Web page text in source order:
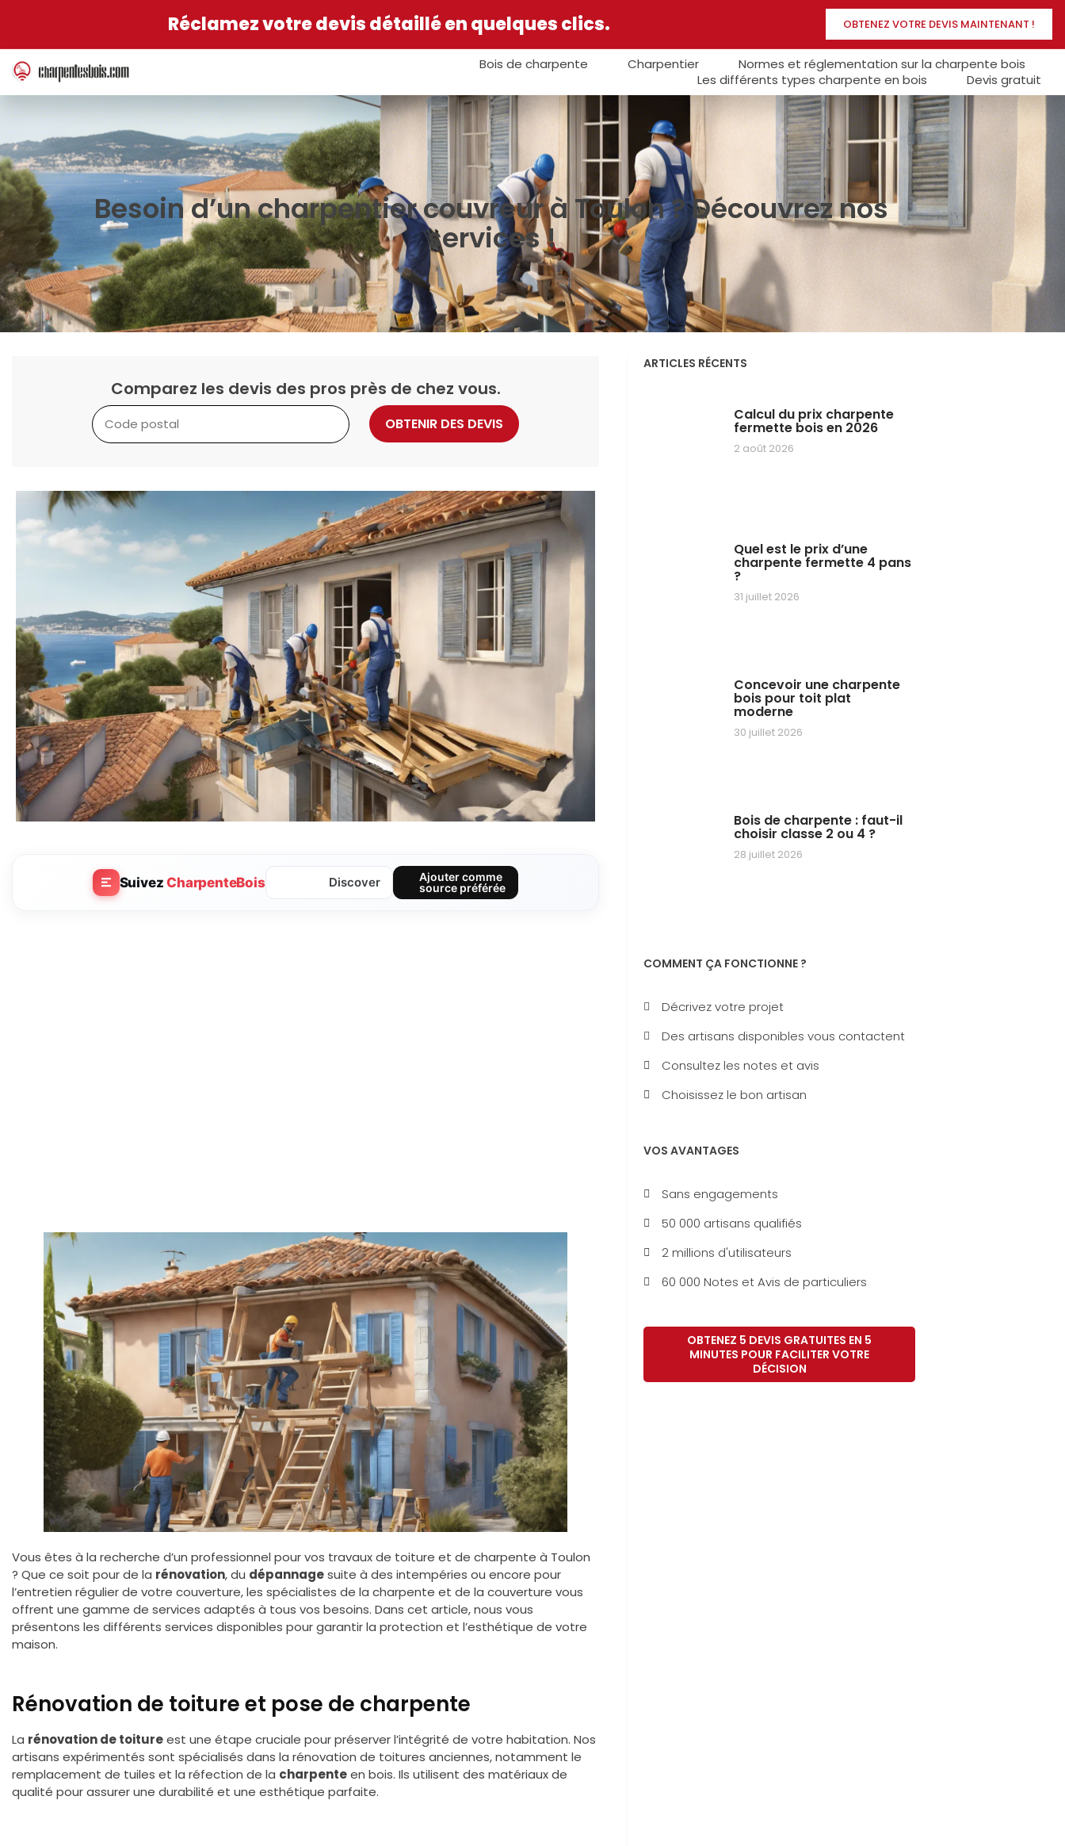
Réclamez votre devis détaillé en quelques clics. OBTENEZ VOTRE DEVIS MAINTENANT !
Bois de charpente Charpentier
Normes et réglementation sur la charpente bois
Les différents types charpente en bois
Devis gratuit
Besoin d’un charpentier couvreur à Toulon ? Découvrez nos
services !
Comparez les devis des pros près de chez vous.
OBTENIR DES DEVIS
SuivezCharpenteBois Discover
Ajouter comme
source préférée
Vous êtes à la recherche d’un professionnel pour vos travaux de toiture et de charpente à Toulon
? Que ce soit pour de la rénovation, du dépannagesuite à des intempéries ou encore pour
l’entretien régulier de votre couverture, les spécialistes de la charpente et de la couverture vous
offrent une gamme de services adaptés à tous vos besoins. Dans cet article, nous vous
présentons les différents services disponibles pour garantir la protection et l’esthétique de votre
maison.
Rénovation de toiture et pose de charpente
La rénovation de toitureest une étape cruciale pour préserver l’intégrité de votre habitation. Nos
artisans expérimentés sont spécialisés dans la rénovation de toitures anciennes, notamment le
remplacement de tuiles et la réfection de la charpenteen bois. Ils utilisent des matériaux de
qualité pour assurer une durabilité et une esthétique parfaite.
ARTICLES RÉCENTS
Calcul du prix charpente
fermette bois en 2026
2 août 2026
Quel est le prix d’une
charpente fermette 4 pans
?
31 juillet 2026
Concevoir une charpente
bois pour toit plat
moderne
30 juillet 2026
Bois de charpente : faut-il
choisir classe 2 ou 4 ?
28 juillet 2026
COMMENT ÇA FONCTIONNE ?
Décrivez votre projet
Des artisans disponibles vous contactent
Consultez les notes et avis
Choisissez le bon artisan
VOS AVANTAGES
Sans engagements
50 000 artisans qualifiés
2 millions d'utilisateurs
60 000 Notes et Avis de particuliers
OBTENEZ 5 DEVIS GRATUITES EN 5
MINUTES POUR FACILITER VOTRE
DÉCISION